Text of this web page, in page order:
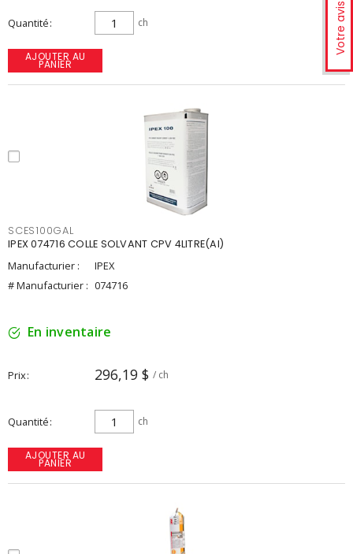
Votre avis
Quantité ch
AJOUTER AU
PANIER
SCES100GAL
IPEX 074716 COLLE SOLVANT CPV 4LITRE(AI)
Manufacturier :
IPEX
# Manufacturier : 074716
En inventaire
Prix 296,19 $ / ch
Quantité ch
AJOUTER AU
PANIER